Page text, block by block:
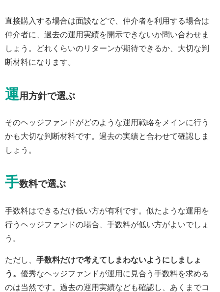
直接購入する場合は面談などで、仲介者を利用する場合は
仲介者に、過去の運用実績を開示できないか問い合わせま
しょう。どれくらいのリターンが期待できるか、大切な判
断材料になります。
運用方針で選ぶ
そのヘッジファンドがどのような運用戦略をメインに行う
かも大切な判断材料です。過去の実績と合わせて確認しま
しょう。
手数料で選ぶ
手数料はできるだけ低い方が有利です。似たような運用を
行うヘッジファンドの場合、手数料が低い方がよいでしょ
う。
ただし、 手数料だけで考えてしまわないようにしましょ
う。 優秀なヘッジファンドが運用に見合う手数料を求める
のは当然です。過去の運用実績なども確認し、あくまでコ